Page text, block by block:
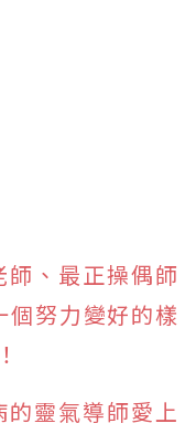
、最正操偶師
個努力變好的樣
靈氣導師愛上